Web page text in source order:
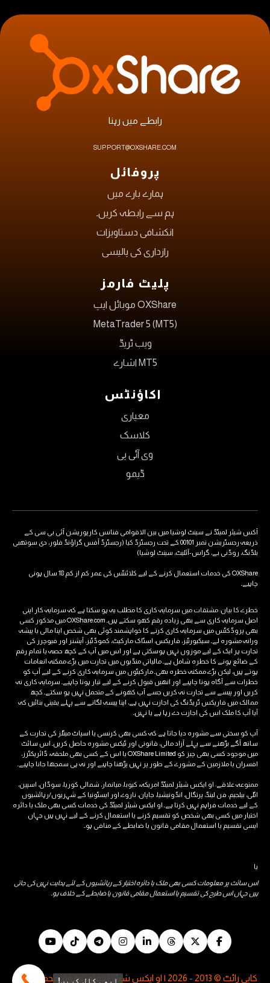
رابطے میں رہنا
SUPPORT@OXSHARE.COM
پروفائل
ہمارے بارے میں
ہم سے رابطہ کریں۔
انکشافی دستاویزات
رازداری کی پالیسی
پلیٹ فارمز
OXShare موبائل ایپ
MetaTrader 5 (MT5)
ویب ٹریڈ
MT5 اشارے
اکاؤنٹس
معیاری
کلاسک
وی آئی پی
ڈیمو
آکس شیئر لمیٹڈ نے سینٹ لوشیا میں بین الاقوامی فنانس کارپوریشن آئی بی سی کے
ذریعہ رجسٹریشن نمبر 00101 کے تحت رجسٹرڈ کیا (رجسٹرڈ آفس گراؤنڈ فلور، دی سوتھبی
بلڈنگ، روڈنی بے، گراس-آئلیٹ، سینٹ لوشیا)
OXShare کی خدمات استعمال کرنے کے لیے کلائنٹس کی عمر کم از کم 18 سال ہونی
چاہیے۔
خطرے کا بیان: مشتقات میں سرمایہ کاری کا مطلب یہ ہو سکتا ہے کہ سرمایہ کار اپنی
اصل سرمایہ کاری سے بھی زیادہ رقم کھو سکتے ہیں۔ OXShare.com میں مذکور کسی
بھی پروڈکٹس میں سرمایہ کاری کرنے کا خواہشمند کوئی بھی شخص اپنا مالی یا پیشہ
ورانہ مشورہ لے۔ سیکیورٹیز، فاریکس، اسٹاک مارکیٹ، کموڈٹیز، آپشنز اور فیوچرز کی
تجارت ہر ایک کے لیے موزوں نہیں ہوسکتی ہے اور اس میں آپ کے کچھ حصہ یا تمام رقم
کے ضائع ہونے کا خطرہ شامل ہے۔ مالیاتی منڈیوں میں تجارت میں بڑے ممکنہ انعامات
ہوتے ہیں، لیکن بڑے ممکنہ خطرہ بھی۔ مارکیٹوں میں سرمایہ کاری کرنے کے لیے آپ کو
خطرات سے آگاہ ہونا چاہیے اور انھیں قبول کرنے کے لیے تیار ہونا چاہیے۔ سرمایہ کاری نہ
کریں اور پیسے سے تجارت نہ کریں جسے آپ کھونے کے متحمل نہیں ہو سکتے۔ کچھ
ممالک میں فاریکس ٹریڈنگ کی اجازت نہیں ہے، اپنا پیسہ لگانے سے پہلے یقینی بنائیں کہ
آیا آپ کا ملک اس کی اجازت دے رہا ہے یا نہیں۔
آپ کو سختی سے مشورہ دیا جاتا ہے کہ کسی بھی کرنسی یا اسپاٹ میٹلز کی تجارت کے
ساتھ آگے بڑھنے سے پہلے آزاد مالی، قانونی اور ٹیکس مشورہ حاصل کریں۔ اس سائٹ
میں موجود کسی بھی چیز کو OXShare Limited یا اس کے کسی بھی ملحقہ، ڈائریکٹرز،
افسران یا ملازمین کے مشورے کے طور پر نہیں پڑھنا چاہیے اور نہ ہی سمجھا جانا چاہیے۔
ممنوعہ علاقے: او ایکس شیئر لمیٹڈ امریکہ، کیوبا، ​​میانمار، شمالی کوریا، سوڈان، اسپین،
اٹلی، بیلجیم، فن لینڈ، پرتگال، انڈونیشیا، جاپان، ناروے اور ایسٹونیا کے شہریوں/رہائشیوں
کے لیے خدمات فراہم نہیں کرتا ہے۔ او ایکس شیئر لمیٹڈ کی خدمات کسی بھی ملک یا دائرہ
اختیار میں کسی بھی شخص کو تقسیم کرنے یا استعمال کرنے کے لیے نہیں ہیں جہاں
ایسی تقسیم یا استعمال مقامی قانون یا ضابطے کے منافی ہو۔.
یا
اس سائٹ پر معلومات کسی بھی ملک یا دائرہ اختیار کے رہائشیوں کے لئے ہدایت نہیں کی جاتی
ہیں جہاں اس طرح کی تقسیم یا استعمال مقامی قانون یا ضابطے کے خلاف ہو۔
کاپی رائٹ © 2013 - 2026 | او ایکس شیئر | جملہ حقوق محفوظ ہیں ابھی کال کریں!